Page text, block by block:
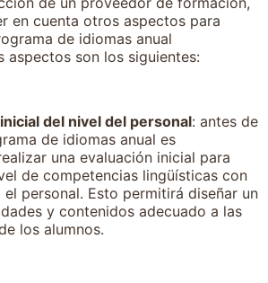
en cuenta otros aspectos para
de idiomas anual
aspectos son los siguientes:
del nivel del personal: antes de
de idiomas anual es
una evaluación inicial para
de competencias lingüísticas con
el personal. Esto permitirá diseñar un
y contenidos adecuado a las
los alumnos.